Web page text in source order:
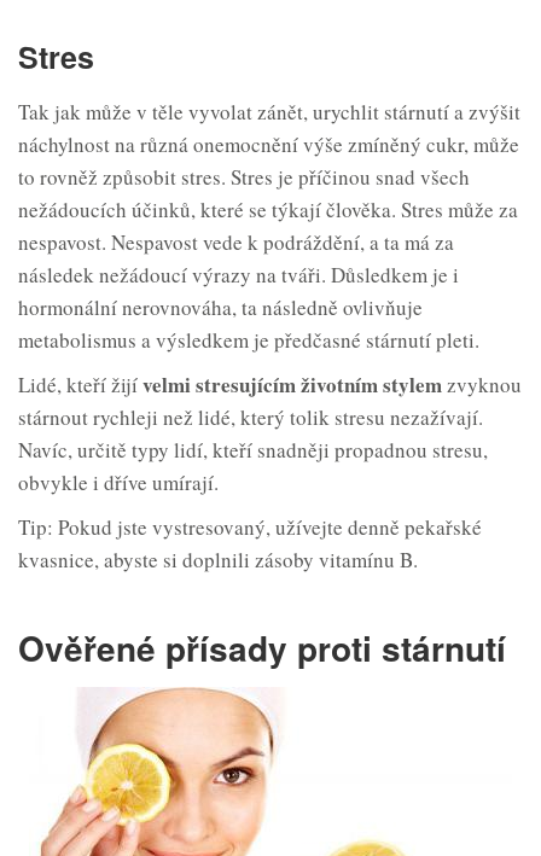
Stres
Tak jak může v těle vyvolat zánět, urychlit stárnutí a zvýšit
náchylnost na různá onemocnění výše zmíněný cukr, může
to rovněž způsobit stres. Stres je příčinou snad všech
nežádoucích účinků, které se týkají člověka. Stres může za
nespavost. Nespavost vede k podráždění, a ta má za
následek nežádoucí výrazy na tváři. Důsledkem je i
hormonální nerovnováha, ta následně ovlivňuje
metabolismus a výsledkem je předčasné stárnutí pleti.
Lidé, kteří žijívelmi stresujícím životním stylemzvyknou
stárnout rychleji než lidé, který tolik stresu nezažívají.
Navíc, určitě typy lidí, kteří snadněji propadnou stresu,
obvykle i dříve umírají.
Tip: Pokud jste vystresovaný, užívejte denně pekařské
kvasnice, abyste si doplnili zásoby vitamínu B.
Ověřené přísady proti stárnutí